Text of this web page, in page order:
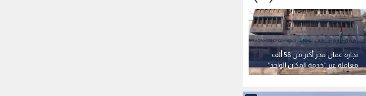
تجارة عمان تنجز أكثر من 58 ألف
معاملة عبر "خدمة المكان الواحد"
بالربع الثاني من 2026